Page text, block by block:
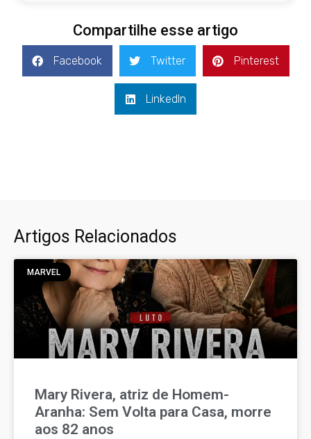
Compartilhe esse artigo
Facebook Twitter Pinterest
LinkedIn
Artigos Relacionados
MARVEL
Mary Rivera, atriz de Homem-
Aranha: Sem Volta para Casa, morre
aos 82 anos